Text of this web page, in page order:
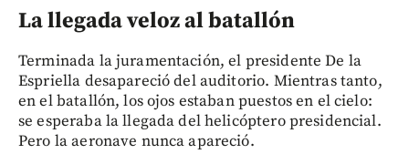
La llegada veloz al batallón
Terminada la juramentación, el presidente De la
Espriella desapareció del auditorio. Mientras tanto,
en el batallón, los ojos estaban puestos en el cielo:
se esperaba la llegada del helicóptero presidencial.
Pero la aeronave nunca apareció.